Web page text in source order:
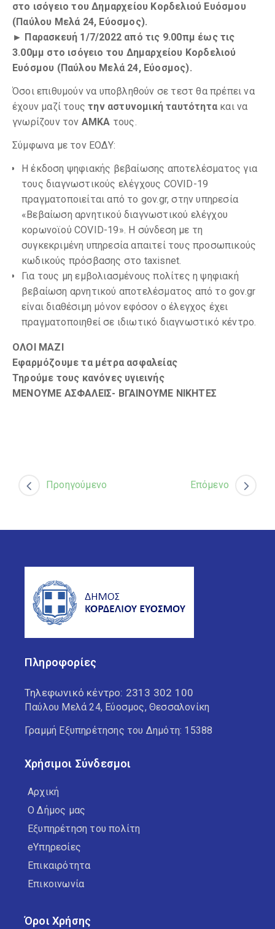
στο ισόγειο του Δημαρχείου Κορδελιού Ευόσμου
(Παύλου Μελά 24, Εύοσμος).
► Παρασκευή 1/7/2022 από τις 9.00πμ έως τις
3.00μμ στο ισόγειο του Δημαρχείου Κορδελιού
Ευόσμου (Παύλου Μελά 24, Εύοσμος).
Όσοι επιθυμούν να υποβληθούν σε τεστ θα πρέπει να
έχουν μαζί τουςτην αστυνομική ταυτότητα και να
γνωρίζουν τον ΑΜΚΑ τους.
Σύμφωνα με τον ΕΟΔΥ:
Η έκδοση ψηφιακής βεβαίωσης αποτελέσματος για
τους διαγνωστικούς ελέγχους COVID-19
πραγματοποιείται από το gov.gr, στην υπηρεσία
«Βεβαίωση αρνητικού διαγνωστικού ελέγχου
κορωνοϊού COVID-19». Η σύνδεση με τη
συγκεκριμένη υπηρεσία απαιτεί τους προσωπικούς
κωδικούς πρόσβασης στο taxisnet.
Για τους μη εμβολιασμένους πολίτες η ψηφιακή
βεβαίωση αρνητικού αποτελέσματος από το gov.gr
είναι διαθέσιμη μόνον εφόσον ο έλεγχος έχει
πραγματοποιηθεί σε ιδιωτικό διαγνωστικό κέντρο.
ΟΛΟΙ ΜΑΖΙ
Εφαρμόζουμε τα μέτρα ασφαλείας
Τηρούμε τους κανόνες υγιεινής
ΜΕΝΟΥΜΕ ΑΣΦΑΛΕΙΣ- ΒΓΑΙΝΟΥΜΕ ΝΙΚΗΤΕΣ
Προηγούμενο Επόμενο
Πληροφορίες
Τηλεφωνικό κέντρο: 2313 302 100
Παύλου Μελά 24, Εύοσμος, Θεσσαλονίκη
Γραμμή Εξυπηρέτησης του Δημότη: 15388
Χρήσιμοι Σύνδεσμοι
Αρχική
Ο Δήμος μας
Εξυπηρέτηση του πολίτη
eΥπηρεσίες
Επικαιρότητα
Επικοινωνία
Όροι Χρήσης